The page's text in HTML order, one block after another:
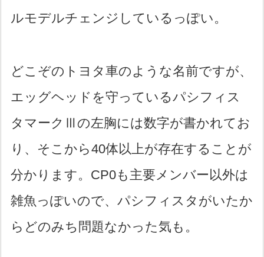
ルモデルチェンジしているっぽい。
どこぞのトヨタ車のような名前ですが、
エッグヘッドを守っているパシフィス
タマークⅢの左胸には数字が書かれてお
り、そこから40体以上が存在することが
分かります。CP0も主要メンバー以外は
雑魚っぽいので、パシフィスタがいたか
らどのみち問題なかった気も。